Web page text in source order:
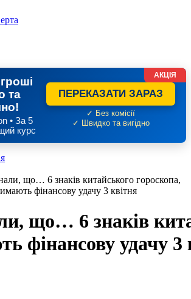
та
• За 5
курс
ПЕРЕКАЗАТИ ЗАРАЗ
✓ Без комісії
✓ Швидко та вигідно
АКЦІЯ
що… 6 знаків китайського гороскопа,
фінансову удачу 3 квітня
що… 6 знаків
фінансову удачу 3